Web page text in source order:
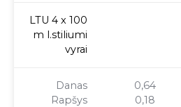
LTU 4 x 100
m l.stiliumi
vyrai
Danas
Rapšys
0,64
0,18